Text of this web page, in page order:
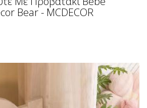
Bear - MCDECOR